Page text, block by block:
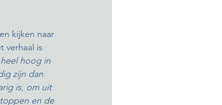
kijken naar
verhaal is
hoog in
zijn dan
is, om uit
en de